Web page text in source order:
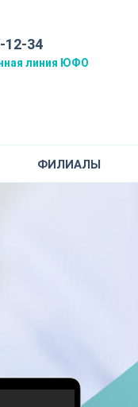
12-34
линия ЮФО
ФИЛИАЛЫ